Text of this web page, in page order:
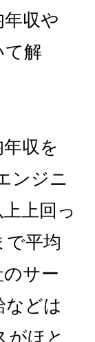
収や
て解
収を
ンジニ
上回っ
で平均
サー
などは
がほと